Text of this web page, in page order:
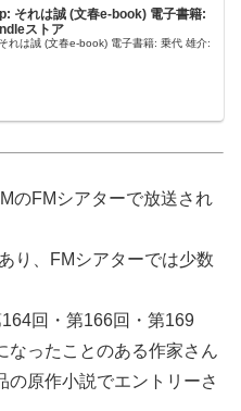
それは誠 (文春e-book) 電子書籍:
ストア
れは誠 (文春e-book) 電子書籍: 乗代 雄介:
のFMシアターで放送され
り、FMシアターでは少数
回・第166回・第169
なったことのある作家さん
の原作小説でエントリーさ